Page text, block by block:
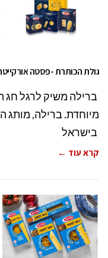
גולת הכותרת -פסטה
ברילה משיק לרגל חג
בישראל
קרא עוד ←